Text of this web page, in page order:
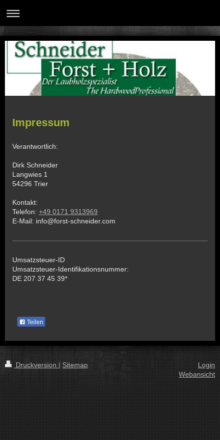
Impressum
Verantwortlich:
Dirk Schneider
Langwies 1
54296 Trier
Kontakt:
Telefon: +49 0171 9313969
E-Mail: info@forst-schneider.com
Umsatzsteuer-ID
Umsatzsteuer-Identifikationsnummer:
DE 207 37 45 39*
Teilen
Druckversion| Sitemap
Login
Webansicht